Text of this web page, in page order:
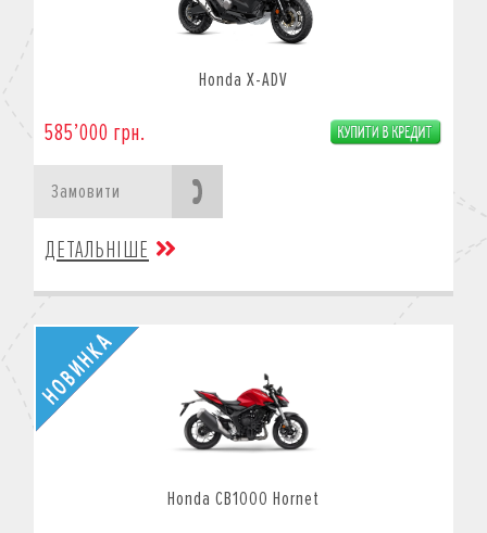
Honda X-ADV
585’000 грн.
Замовити
ДЕТАЛЬНІШЕ
Honda CB1000 Hornet